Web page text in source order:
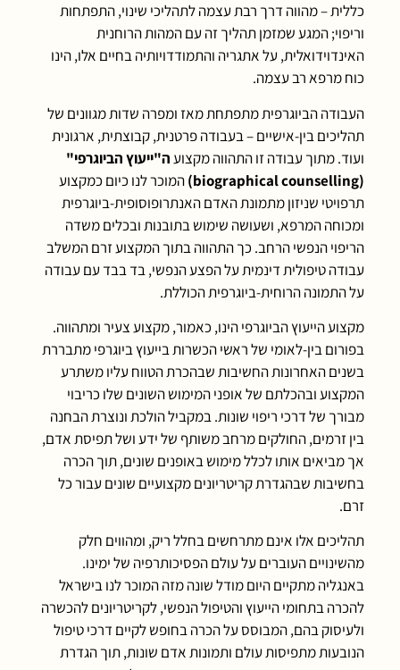
כללית – מהווה דרך רבת עצמה לתהליכי שינוי, התפתחות
וריפוי; המגע שמזמן תהליך זה עם המהות הרוחנית
האינדוידואלית, על אתגריה והתמודדויותיה בחיים אלו, הינו
כוח מרפא רב עצמה.
העבודה הביוגרפית מתפתחת מאז ומפרה שדות מגוונים של
תהליכים בין-אישיים – בעבודה פרטנית, קבוצתית, ארגונית
ועוד. מתוך עבודה זו התהווה מקצועה"ייעוץ הביוגרפי"
(
biographical counselling
)המוכר לנו כיום כמקצוע
תרפויטי שניזון מתמונת האדם האנתרופוסופית-ביוגרפית
ומכוחה המרפא, ושעושה שימוש בתובנות ובכלים משדה
הריפוי הנפשי הרחב. כך התהווה בתוך המקצוע זרם המשלב
עבודה טיפולית דינמית על הפצע הנפשי, בד בבד עם עבודה
על התמונה הרוחית-ביוגרפית הכוללת.
מקצוע הייעוץ הביוגרפי הינו, כאמור, מקצוע צעיר ומתהווה.
בפורום בין-לאומי של ראשי הכשרות בייעוץ ביוגרפי מתבררת
בשנים האחרונות החשיבות שבהכרת הטווח עליו משתרע
המקצוע ובהכלתם של אופני המימוש השונים שלו כריבוי
מבורך של דרכי ריפוי שונות. במקביל הולכת ונוצרת הבחנה
בין זרמים, החולקים מרחב משותף של ידע ושל תפיסת אדם,
אך מביאים אותו לכלל מימוש באופנים שונים, תוך הכרה
בחשיבות שבהגדרת קריטריונים מקצועיים שונים עבור כל
זרם.
תהליכים אלו אינם מתרחשים בחלל ריק, ומהווים חלק
מהשינויים העוברים על עולם הפסיכותרפיה של ימינו.
באנגליה מתקיים היום מודל שונה מזה המוכר לנו בישראל
להכרה בתחומי הייעוץ והטיפול הנפשי, לקריטריונים להכשרה
ולעיסוק בהם, המבוסס על הכרה בחופש לקיים דרכי טיפול
הנובעות מתפיסות עולם ותמונות אדם שונות, תוך הגדרת